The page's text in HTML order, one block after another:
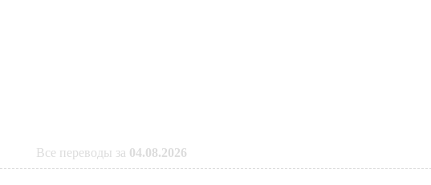
Все переводы за 04.08.2026